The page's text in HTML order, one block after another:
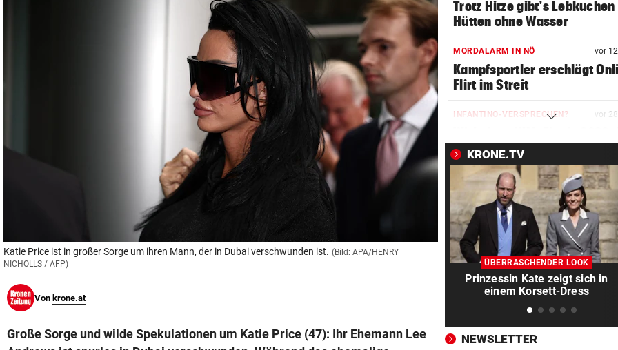
Katie Price ist in großer Sorge um ihren Mann, der in Dubai verschwunden ist. (Bild: APA/HENRY
NICHOLLS / AFP)
Von krone.at
Große Sorge und wilde Spekulationen um Katie Price (47): Ihr Ehemann Lee
Trotz Hitze gibt’s Lebkuchen
Hütten ohne Wasser
MORDALARM IN NÖ vor
Kampfsportler erschlägt
Flirt im Streit
INFANTINO-VERSPRECHEN? vor
reagiert Spanien
FLUGHAFEN LEIPZIG vor
Das ist bisher über die
Sprengstoff-Drohne
JAHRELANG GEJAGT vor
Neuseelands tödlichste
„Nine Lives“ erlegt
Russische Kanäle haben
Krise verstärkt
KRONE.TV
ÜBERRASCHENDER LOOK
Prinzessin Kate zeigt sich in
einem Korsett-Dress
NEWSLETTER